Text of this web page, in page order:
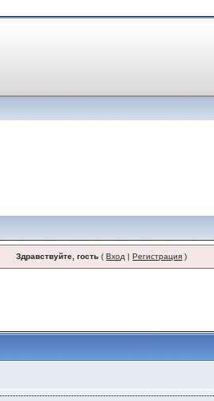
Здравствуйте, гость (Вход |Регистрация )